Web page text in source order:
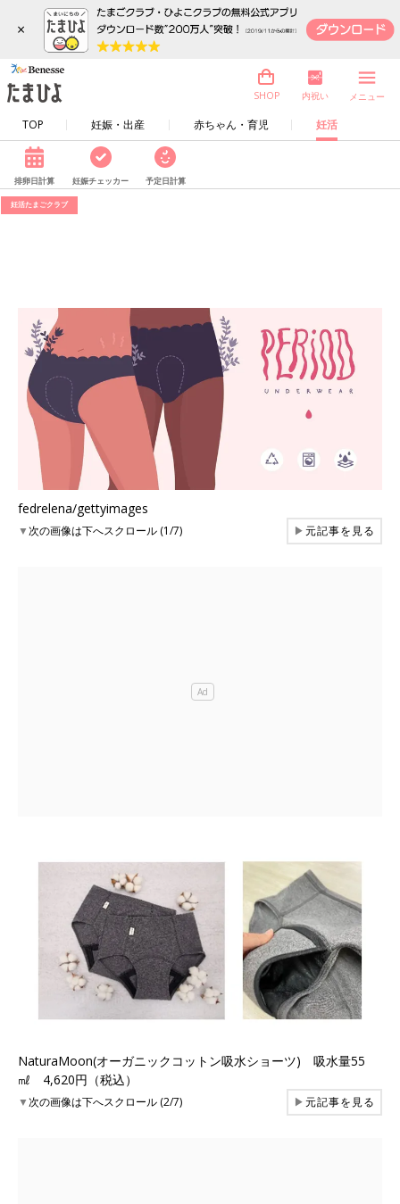
×
TOP 妊娠・出産 赤ちゃん・育児 妊活
SHOP 内祝い メニュー
排卵日計算 妊娠チェッカー 予定日計算
妊活たまごクラブ
fedrelena/gettyimages
▼次の画像は下へスクロール (1/7) ▶元記事を見る
NaturaMoon(オーガニックコットン吸水ショーツ) 吸水量55
㎖ 4,620円（税込）
▼次の画像は下へスクロール (2/7) ▶元記事を見る